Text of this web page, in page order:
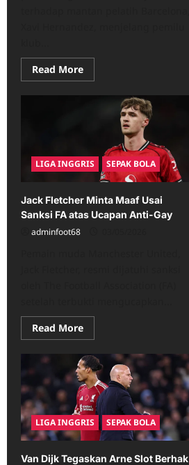
Read MoreRead
more
Laporta
Bawa
Messi
Kembali
ke
Barcelona
LIGA INGGRIS SEPAK BOLA
Jack Fletcher Minta Maaf Usai
Sanksi FA atas Ucapan Anti-Gay
adminfoot68
Read MoreRead
more
Jack
Fletcher
Minta
Maaf
Usai
Sanksi
FA
atas
Ucapan
Anti-
Gay
LIGA INGGRIS SEPAK BOLA
Van Dijk Tegaskan Arne Slot Berhak